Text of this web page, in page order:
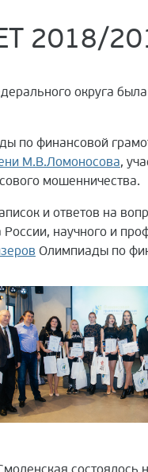
2018/
округа
по финансовой
М.В.Ломоносова,
мошенничества.
и ответов на
научного и
Олимпиады по